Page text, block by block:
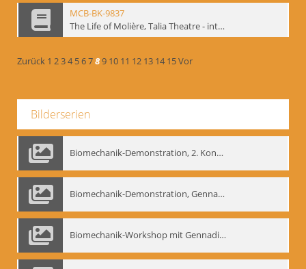
MCB-BK-9837
The Life of Molière, Talia Theatre - interne Signatur: BM-prt-23-2
Zurück 1 234 56789 10 11 12 13 14 15Vor
Bilderserien
Biomechanik-Demonstration, 2. Kongress der EMF, Mai 1995
Biomechanik-Demonstration, Gennadij Bogdanow im Berliner Ensemble, 04.10.1991
Biomechanik-Workshop mit Gennadij Nikolajewitsch Bogdanow im Mime Centrum Berlin, 1991